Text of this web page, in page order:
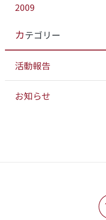
2009
カテゴリー
活動報告
お知らせ